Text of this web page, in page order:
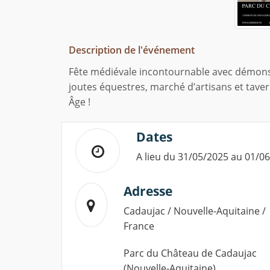
Description de l'événement
Fête médiévale incontournable avec
joutes équestres, marché d’artisans et
Âge !
Dates
A lieu du 31/05/2025 au 01/
Adresse
Cadaujac / Nouvelle-Aquitaine /
France
Parc du Château de Cadaujac